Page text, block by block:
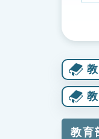
教育